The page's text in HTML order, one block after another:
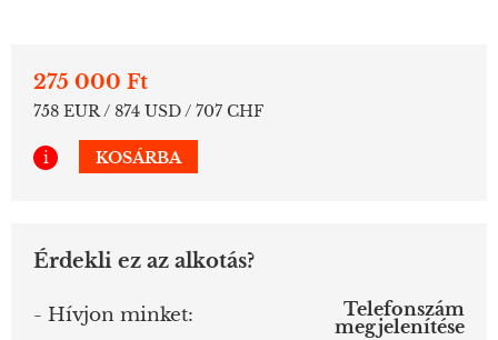
275 000 Ft
758 EUR / 874 USD / 707 CHF
i KOSÁRBA
Érdekli ez az alkotás?
- Hívjon minket:
Telefonszám
megjelenítése